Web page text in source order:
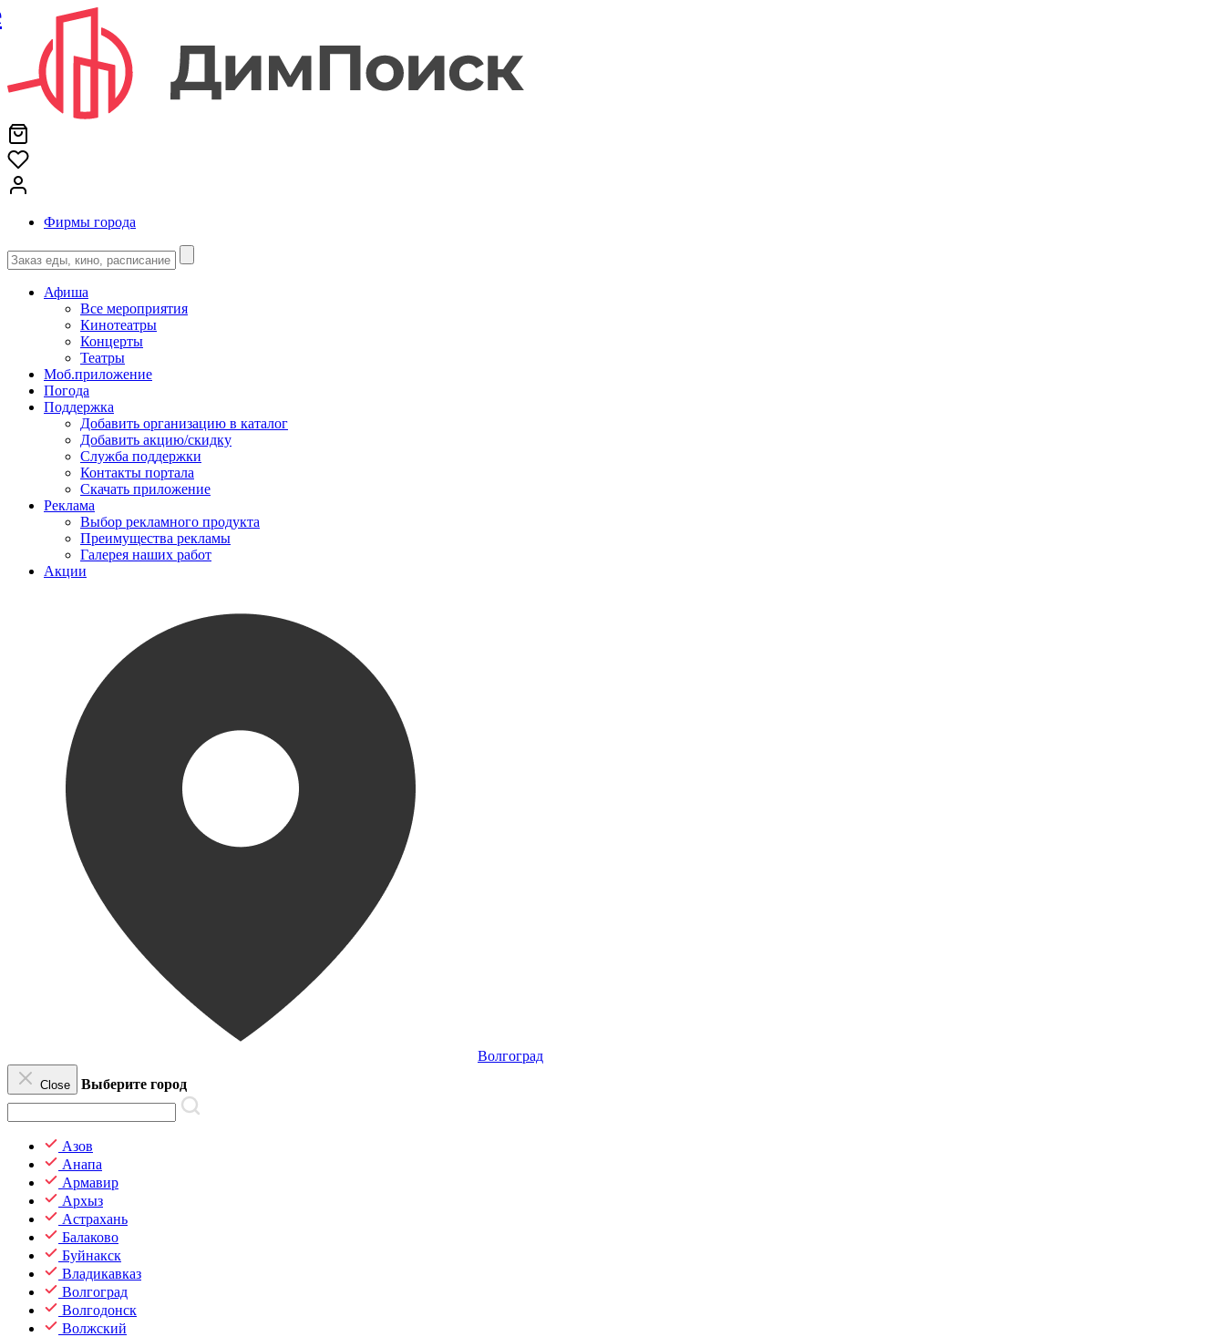
Фирмы города
Афиша
Все мероприятия
Кинотеатры
Концерты
Театры
Моб.приложение
Погода
Поддержка
Добавить организацию в каталог
Добавить акцию/скидку
Служба поддержки
Контакты портала
Скачать приложение
Реклама
Выбор рекламного продукта
Преимущества рекламы
Галерея наших работ
Акции
Волгоград
Close Выберите город
Азов
Анапа
Армавир
Архыз
Астрахань
Балаково
Буйнакск
Владикавказ
Волгоград
Волгодонск
Волжский